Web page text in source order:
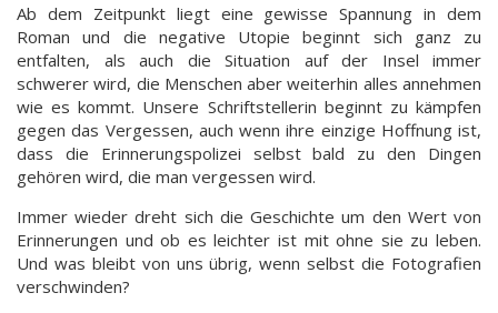
Ab dem Zeitpunkt liegt eine gewisse Spannung in dem
Roman und die negative Utopie beginnt sich ganz zu
entfalten, als auch die Situation auf der Insel immer
schwerer wird, die Menschen aber weiterhin alles annehmen
wie es kommt. Unsere Schriftstellerin beginnt zu kämpfen
gegen das Vergessen, auch wenn ihre einzige Hoffnung ist,
dass die Erinnerungspolizei selbst bald zu den Dingen
gehören wird, die man vergessen wird.
Immer wieder dreht sich die Geschichte um den Wert von
Erinnerungen und ob es leichter ist mit ohne sie zu leben.
Und was bleibt von uns übrig, wenn selbst die Fotografien
verschwinden?